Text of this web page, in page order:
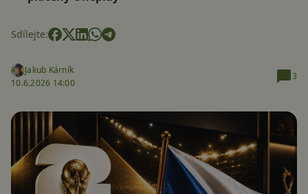
Sdílejte:
Jakub Kárník
10.6.2026 14:00
3